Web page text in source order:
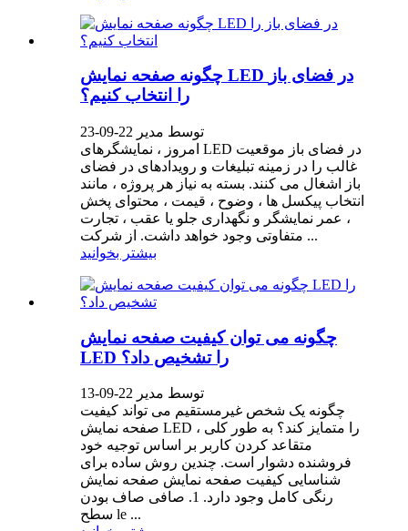
چگونه صفحه نمایش LED در فضای باز
را انتخاب کنیم؟
توسط مدیر 22-09-23
امروز ، نمایشگرهای LED در فضای باز موقعیت
غالب را در زمینه تبلیغات و رویدادهای در فضای
باز اشغال می کنند. بسته به نیاز هر پروژه ، مانند
انتخاب پیکسل ها ، وضوح ، قیمت ، محتوای پخش
، عمر نمایشگر و نگهداری جلو یا عقب ، تجارت
متفاوتی وجود خواهد داشت. از شرکت ...
بیشتر بخوانید
چگونه می توان کیفیت صفحه نمایش
LED را تشخیص داد؟
توسط مدیر 22-09-13
چگونه یک شخص غیرمستقیم می تواند کیفیت
صفحه نمایش LED را متمایز کند؟ به طور کلی ،
متقاعد کردن کاربر بر اساس توجیه خود
فروشنده دشوار است. چندین روش ساده برای
شناسایی کیفیت صفحه نمایش صفحه نمایش
رنگی کامل وجود دارد. 1. صافی صاف بودن
سطح le ...